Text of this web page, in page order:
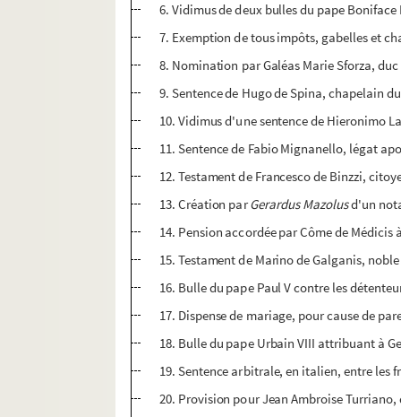
6. Vidimus de deux bulles du pape
7. Exemption de tous impôts, gabelles et
8. Nomination par Galéas Marie Sforza,
9. Sentence de Hugo de Spina, chapelain
10. Vidimus d'une sentence de Hieronimo
11. Sentence de Fabio Mignanello, légat
12. Testament de Francesco de Binzzi,
13. Création parGerardus Mazolusd'un
14. Pension accordée par Côme de
15. Testament de Marino de Galganis,
16. Bulle du pape Paul V contre les
17. Dispense de mariage, pour cause de
18. Bulle du pape Urbain VIII attribuant à
19. Sentence arbitrale, en italien, entre
20. Provision pour Jean Ambroise